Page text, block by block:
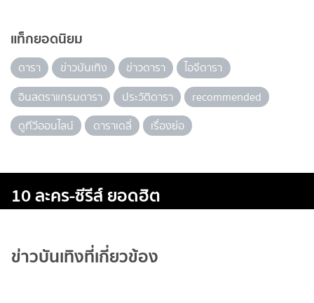
แท็กยอดนิยม
ดารา ข่าวบันเทิง ข่าวดารา
ไอจีดารา
อินสตราแกรมดารา
ประวัติดารา
recommended
ดูทีวีออนไลน์
ดาราเดลี่ เรื่องย่อ
10 ละคร-ซีรีส์ ยอดฮิต
ข่าวบันเทิงที่เกี่ยวข้อง